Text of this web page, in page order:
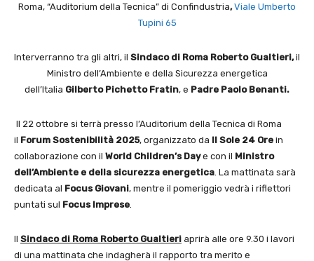
Roma, “Auditorium della Tecnica” di Confindustria,Viale Umberto
Tupini 65
Interverranno tra gli altri, il Sindaco di Roma Roberto Gualtieri,il
Ministro dell’Ambiente e della Sicurezza energetica
dell’Italia Gilberto Pichetto Fratin, e Padre Paolo Benanti.
Il 22 ottobre si terrà presso l’Auditorium della Tecnica di Roma
il Forum Sostenibilità 2025, organizzato da Il Sole 24 Ore in
collaborazione con il World Children’s Daye con il Ministro
dell’Ambiente e della sicurezza energetica . La mattinata sarà
dedicata al Focus Giovani, mentre il pomeriggio vedrà i riflettori
puntati sul Focus Imprese
Il Sindaco di Roma Roberto Gualtieri aprirà alle ore 9.30 i lavori
di una mattinata che indagherà il rapporto tra merito e